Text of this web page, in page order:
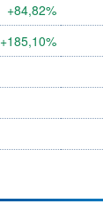
+84,82%
+185,10%